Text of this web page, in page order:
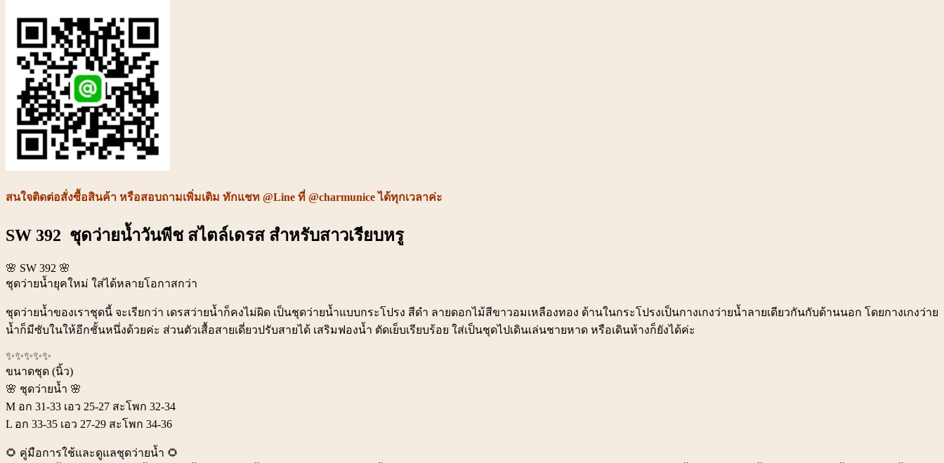
เรียบ
หรู
รวม
เสื้อ
คลุม)
ชิ้น
สนใจติดต่อสั่งซื้อสินค้า หรือสอบถามเพิ่มเติม ทักแชท @Line ที่ @charmunice ได้ทุกเวลาค่ะ
SW 392 ชุดว่ายน้ำวันพีช สไตล์เดรส สำหรับสาวเรียบหรู
🌸 SW 392 🌸
ชุดว่ายน้ำยุคใหม่ ใส่ได้หลายโอกาสกว่า
ชุดว่ายน้ำของเราชุดนี้ จะเรียกว่า เดรสว่ายน้ำก็คงไม่ผิด เป็นชุดว่ายน้ำแบบกระโปรง สีดำ ลายดอกไม้สีขาวอมเหลืองทอง ด้านในกระโปรงเป็นกางเกงว่ายน้ำลายเดียวกันกับด้านนอก โดยกางเกงว่าย
น้ำก็มีซับในให้อีกชั้นหนึ่งด้วยค่ะ ส่วนตัวเสื้อสายเดี่ยวปรับสายได้ เสริมฟองน้ำ ตัดเย็บเรียบร้อย ใส่เป็นชุดไปเดินเล่นชายหาด หรือเดินห้างก็ยังได้ค่ะ
✨️✨️✨️✨️✨️
ขนาดชุด (นิ้ว)
🌸 ชุดว่ายน้ำ 🌸
M อก 31-33 เอว 25-27 สะโพก 32-34
L อก 33-35 เอว 27-29 สะโพก 34-36
🌻 คู่มือการใช้และดูแลชุดว่ายน้ำ 🌻